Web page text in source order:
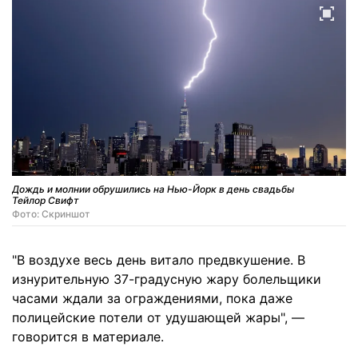
Дождь и молнии обрушились на Нью-Йорк в день свадьбы
Тейлор Свифт
Фото: Скриншот
"В воздухе весь день витало предвкушение. В
изнурительную 37-градусную жару болельщики
часами ждали за ограждениями, пока даже
полицейские потели от удушающей жары", —
говорится в материале.